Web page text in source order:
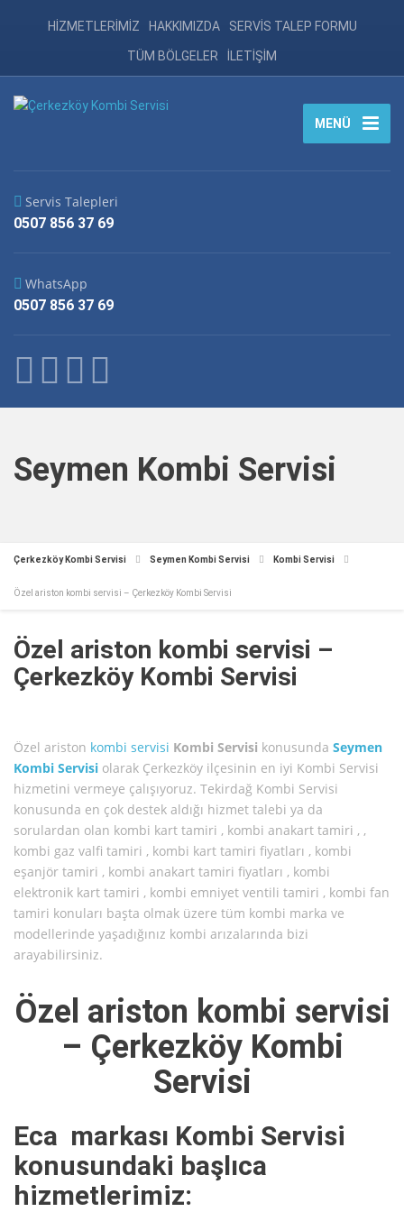
HİZMETLERİMİZ HAKKIMIZDA SERVİS TALEP FORMU
TÜM BÖLGELER İLETİŞİM
MENÜ
Servis Talepleri
0507 856 37 69
WhatsApp
0507 856 37 69
Seymen Kombi Servisi
Çerkezköy Kombi Servisi Seymen Kombi Servisi Kombi Servisi
Özel ariston kombi servisi – Çerkezköy Kombi Servisi
Özel ariston kombi servisi –
Çerkezköy Kombi Servisi
Özel ariston kombi servisi Kombi Servisi konusunda Seymen
Kombi Servisi olarak Çerkezköy ilçesinin en iyi Kombi Servisi
hizmetini vermeye çalışıyoruz. Tekirdağ Kombi Servisi
konusunda en çok destek aldığı hizmet talebi ya da
sorulardan olan kombi kart tamiri , kombi anakart tamiri , ,
kombi gaz valfi tamiri , kombi kart tamiri fiyatları , kombi
eşanjör tamiri , kombi anakart tamiri fiyatları , kombi
elektronik kart tamiri , kombi emniyet ventili tamiri , kombi fan
tamiri konuları başta olmak üzere tüm kombi marka ve
modellerinde yaşadığınız kombi arızalarında bizi
arayabilirsiniz.
Özel ariston kombi servisi
– Çerkezköy Kombi
Servisi
Eca markası Kombi Servisi
konusundaki başlıca
hizmetlerimiz: